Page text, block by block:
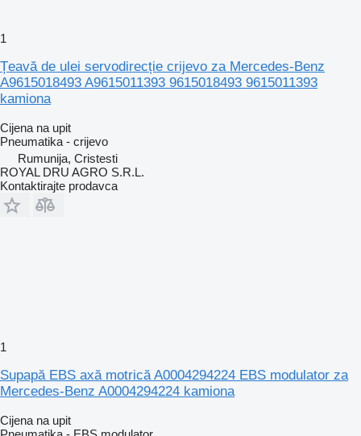
1
Țeavă de ulei servodirecție crijevo za Mercedes-Benz
A9615018493 A9615011393 9615018493 9615011393
kamiona
Cijena na upit
Pneumatika - crijevo
Rumunija, Cristesti
ROYAL DRU AGRO S.R.L.
Kontaktirajte prodavca
1
Supapă EBS axă motrică A0004294224 EBS modulator za
Mercedes-Benz A0004294224 kamiona
Cijena na upit